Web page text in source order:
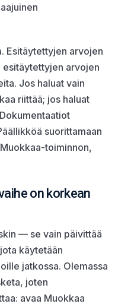
Esitäytettyjen arvojen
arvojen
Jos haluat vain
riittää; jos haluat
suorittamaan
toiminnon,
on korkean
— se vain päivittää
käytetään
jatkossa. Olemassa
joten
avaa Muokkaa